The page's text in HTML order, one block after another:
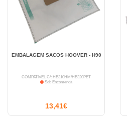
EMBALAGEM SACOS HOOVER - H90
COMPATÍVEL C/: HE310HM/HE320PET
Sob Encomenda
13,41€